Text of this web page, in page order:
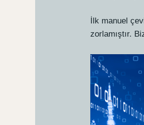
İlk manuel
zorlamıştır.